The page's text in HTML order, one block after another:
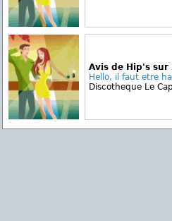
Avis de Hip's sur
Hello, il faut etre
Discotheque Le